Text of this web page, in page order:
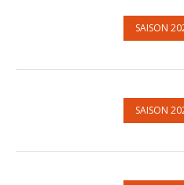
SAISON
SAISON